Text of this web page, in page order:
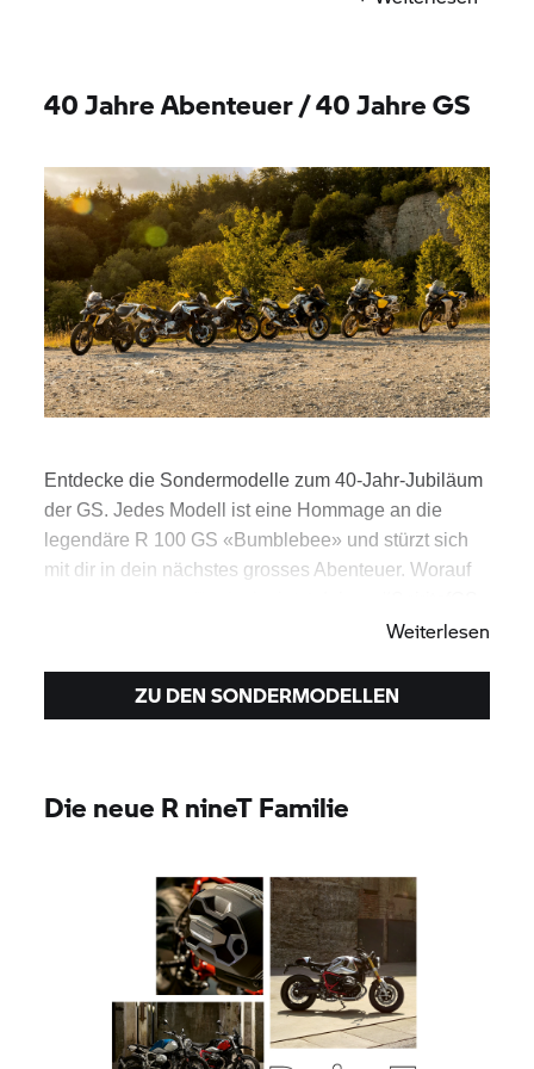
40 Jahre Abenteuer / 40 Jahre GS
Entdecke die Sondermodelle zum 40-Jahr-Jubiläum
der GS. Jedes Modell ist eine Hommage an die
legendäre R 100 GS «Bumblebee» und stürzt sich
mit dir in dein nächstes grosses Abenteuer. Worauf
Weiterlesen
ZU DEN SONDERMODELLEN
Die neue R nineT Familie